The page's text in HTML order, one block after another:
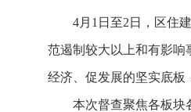
4月1日至2日，区住
范遏制较大以上和有影响
经济、促发展的坚实底板
本次督查聚焦各板块